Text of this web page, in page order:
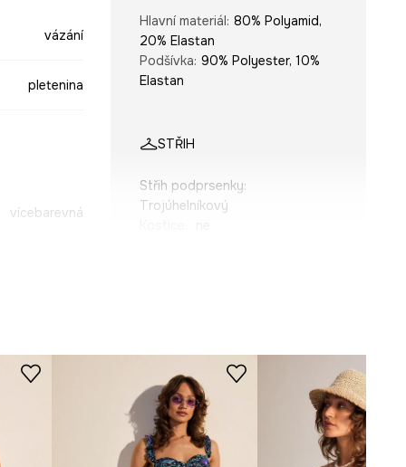
vázání
pletenina
vícebarevná
Hlavní materiál: 80% Polyamid,
20% Elastan
Podšívka: 90% Polyester, 10%
Elastan
STŘIH
Střih podprsenky:
Trojúhelníkový
Tabulka velikosti
TECHNICKÉ ÚDAJE